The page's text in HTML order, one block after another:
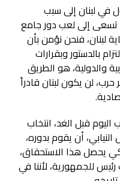
في لبنان إلى سبب
تسعى إلى لعب دور جامع
لبنان، فنحن نؤمن بأن
بالدستور وبقرارات
والدولية، هو الطريق
لن يكون لبنان قادراً
اليوم قبل الغد، انتخاب
أن يقوم بدوره،
يحصل هذا الاستحقاق،
للجمهورية، لأننا في